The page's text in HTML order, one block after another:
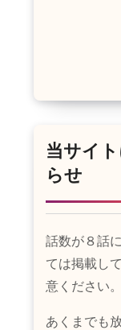
当サイ
らせ
話数が８話
ては掲載し
意ください。
あくまでも